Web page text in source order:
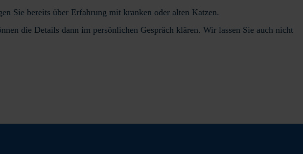
Sie bereits über Erfahrung mit kranken oder alten Katzen.
die Details dann im persönlichen Gespräch klären. Wir lassen Sie auch nicht